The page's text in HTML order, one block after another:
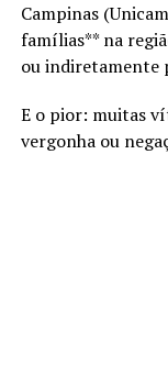
Campinas
famílias** na
ou indiretamente
E o pior: muitas
vergonha ou